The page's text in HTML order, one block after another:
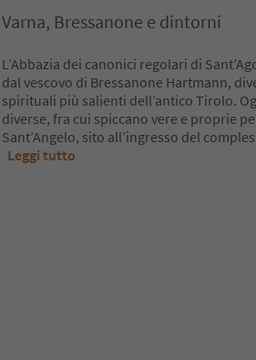
Varna, Bressanone e dintorni
L’Abbazia dei canonici regolari di
dal vescovo di Bressanone Hartmann,
spirituali più salienti dell’antico Tirolo.
diverse, fra cui spiccano vere e proprie
Sant’Angelo, sito all’ingresso del
Leggi tutto